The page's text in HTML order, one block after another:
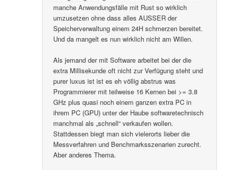
manche Anwendungsfälle mit Rust so wirklich
umzusetzen ohne dass alles AUSSER der
Speicherverwaltung einem 24H schmerzen bereitet.
Und da mangelt es nun wirklich nicht am Willen.
Als jemand der mit Software arbeitet bei der die
extra Millisekunde oft nicht zur Verfügung steht und
purer luxus ist ist es eh völlig abstrus was
Programmierer mit teilweise 16 Kernen bei >= 3.8
GHz plus quasi noch einem ganzen extra PC in
ihrem PC (GPU) unter der Haube softwaretechnisch
manchmal als „schnell“ verkaufen wollen.
Stattdessen biegt man sich vielerorts lieber die
Messverfahren und Benchmarksszenarien zurecht.
Aber anderes Thema.